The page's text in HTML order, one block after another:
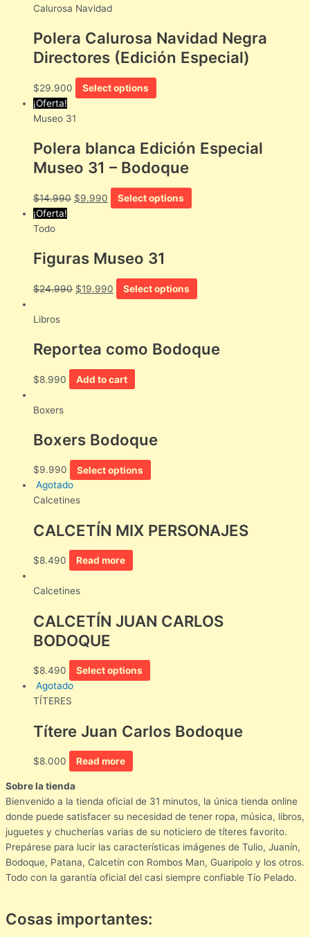
Calurosa Navidad
Polera Calurosa Navidad Negra
Directores (Edición Especial)
$29.900
Select options
¡Oferta!
Museo 31
Polera blanca Edición Especial
Museo 31 – Bodoque
$14.990 $9.990
Select options
¡Oferta!
Todo
Figuras Museo 31
$24.990 $19.990 Select options
Libros
Reportea como Bodoque
$8.990 Add to cart
Boxers
Boxers Bodoque
$9.990
Select options
Agotado
Calcetines
CALCETÍN MIX PERSONAJES
$8.490 Read more
Calcetines
CALCETÍN JUAN CARLOS
BODOQUE
$8.490
Select options
Agotado
TÍTERES
Títere Juan Carlos Bodoque
$8.000 Read more
Sobre la tienda
Bienvenido a la tienda oficial de 31 minutos, la única tienda online
donde puede satisfacer su necesidad de tener ropa, música, libros,
juguetes y chucherías varias de su noticiero de títeres favorito.
Prepárese para lucir las características imágenes de Tulio, Juanín,
Bodoque, Patana, Calcetín con Rombos Man, Guaripolo y los otros.
Todo con la garantía oficial del casi siempre confiable Tío Pelado.
Cosas importantes: